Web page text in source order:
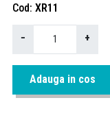
Cod XR11
− +
Adauga in cos